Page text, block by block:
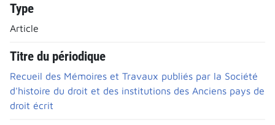
Type
Article
Titre du périodique
Recueil des Mémoires et Travaux publiés par la Société
d'histoire du droit et des institutions des Anciens pays de
droit écrit